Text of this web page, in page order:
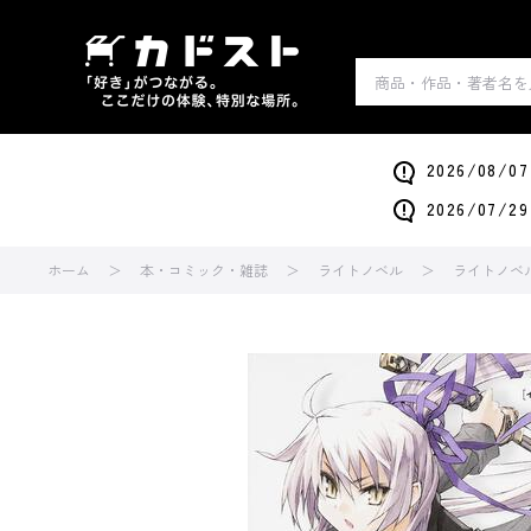
2026/08/07
2026/07/29
ホーム 本・コミック・雑誌 ライトノベル ライトノベ